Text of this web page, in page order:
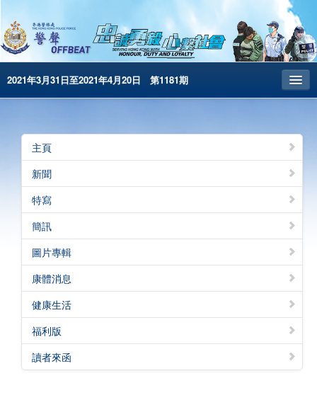
2021年3月31日至2021年4月20日 第1181期
昔日警聲
警務處主頁
简体版
English
電子書版
警聲特刊
主頁
新聞
特寫
簡訊
圖片專輯
康體消息
健康生活
福利版
讀者來函